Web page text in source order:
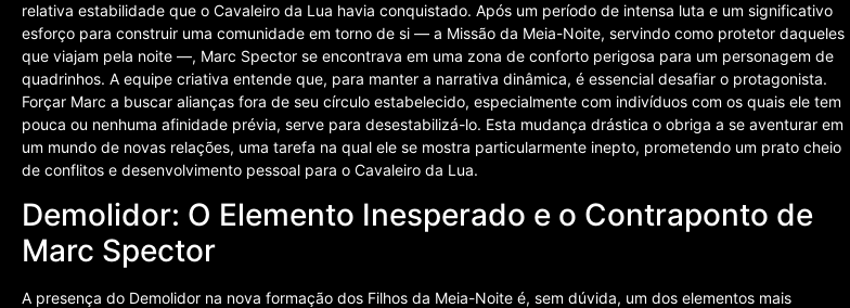
relativa estabilidade que o Cavaleiro da Lua havia conquistado. Após um período de intensa luta e um significativo
esforço para construir uma comunidade em torno de si — a Missão da Meia-Noite, servindo como protetor daqueles
que viajam pela noite —, Marc Spector se encontrava em uma zona de conforto perigosa para um personagem de
quadrinhos. A equipe criativa entende que, para manter a narrativa dinâmica, é essencial desafiar o protagonista.
Forçar Marc a buscar alianças fora de seu círculo estabelecido, especialmente com indivíduos com os quais ele tem
pouca ou nenhuma afinidade prévia, serve para desestabilizá-lo. Esta mudança drástica o obriga a se aventurar em
um mundo de novas relações, uma tarefa na qual ele se mostra particularmente inepto, prometendo um prato cheio
de conflitos e desenvolvimento pessoal para o Cavaleiro da Lua.
Demolidor: O Elemento Inesperado e o Contraponto de
Marc Spector
A presença do Demolidor na nova formação dos Filhos da Meia-Noite é, sem dúvida, um dos elementos mais